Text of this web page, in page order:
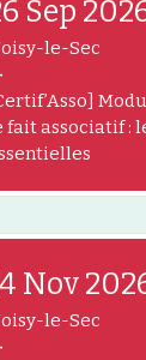
Sep
le-Sec
fait associatif :
Nov
le-Sec